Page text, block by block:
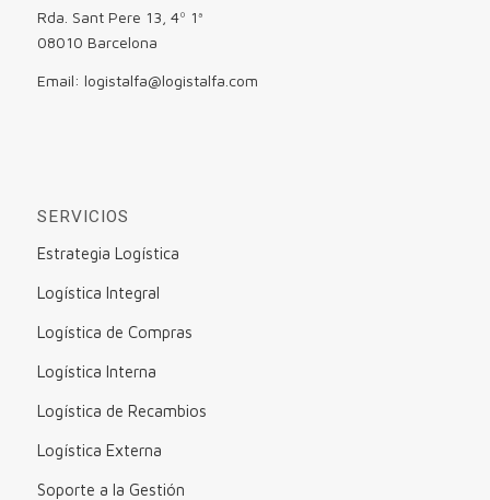
Rda. Sant Pere 13, 4º 1ª
08010 Barcelona
Email: logistalfa@logistalfa.com
SERVICIOS
Estrategia Logística
Logística Integral
Logística de Compras
Logística Interna
Logística de Recambios
Logística Externa
Soporte a la Gestión